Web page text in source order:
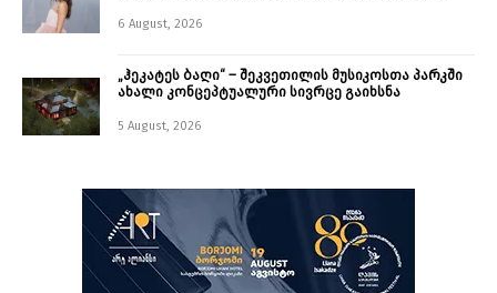
6 August, 2026
„ჰეკატეს ბაღი“ – შეკვეთილის მუსიკოსთა პარკში
ახალი კონცეპტუალური სივრცე გაიხსნა ￼
5 August, 2026